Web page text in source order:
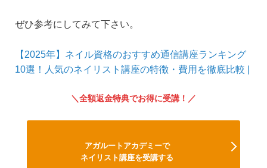
ぜひ参考にしてみて下さい。
【2025年】ネイル資格のおすすめ通信講座ランキング
10選！人気のネイリスト講座の特徴・費用を徹底比較 |
全額返金特典でお得に受講！
アガルートアカデミーで
ネイリスト講座を受講する